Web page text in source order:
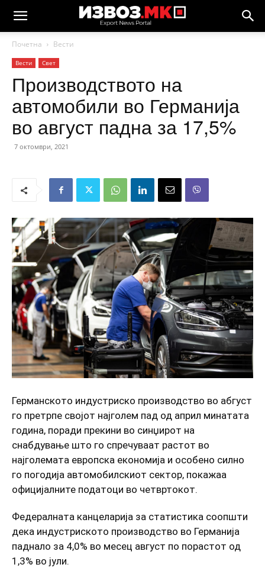
Почетна Вести
Вести Свет
Производството на
автомобили во Германија
во август падна за 17,5%
7 октомври, 2021
Германското индустриско производство во абгуст
го претрпе својот најголем пад од април минатата
година, поради прекини во синџирот на
снабдување што го спречуваат растот во
најголемата европска економија и особено силно
го погодија автомобилскиот сектор, покажаа
официјалните податоци во четвртокот.
Федералната канцеларија за статистика соопшти
дека индустриското производство во Германија
паднало за 4,0% во месец август по порастот од
1,3% во јули.